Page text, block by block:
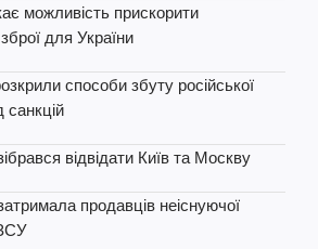
можливість прискорити
для України
способи збуту російської
санкцій
відвідати Київ та Москву
продавців неіснуючої